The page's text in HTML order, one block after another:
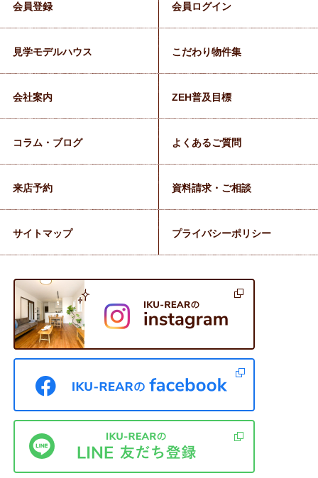
会員登録 会員ログイン
見学モデルハウス こだわり物件集
会社案内 ZEH普及目標
コラム・ブログ よくあるご質問
来店予約 資料請求・ご相談
サイトマップ プライバシーポリシー